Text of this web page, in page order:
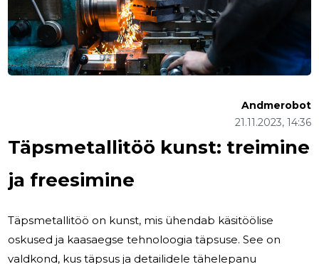
Täpsmetallitöö kunst: treimine
ja freesimine
21.11.2023, 14:36
Andmerobot
Täpsmetallitöö on kunst, mis ühendab käsitöölise
oskused ja kaasaegse tehnoloogia täpsuse. See on
valdkond, kus täpsus ja detailidele tähelepanu